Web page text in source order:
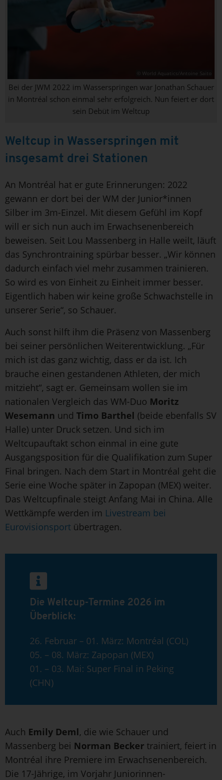
© World Aquatics/Antoine Saito
Bei der JWM 2022 im Wasserspringen war Jonathan Schauer
in Montréal schon einmal sehr erfolgreich. Nun feiert er dort
sein Debüt im Weltcup
Weltcup in Wasserspringen mit
insgesamt drei Stationen
An Montréal hat er gute Erinnerungen: 2022
gewann er dort bei der WM der Junior*innen
Silber im 3m-Einzel. Mit diesem Gefühl im Kopf
will er sich nun auch im Erwachsenenbereich
beweisen. Seit Lou Massenberg in Halle weilt, läuft
das Synchrontraining spürbar besser. „Wir können
dadurch einfach viel mehr zusammen trainieren.
So wird es von Einheit zu Einheit immer besser.
Eigentlich haben wir keine große Schwachstelle in
unserer Serie“, so Schauer.
Auch sonst hilft ihm die Präsenz von Massenberg
bei seiner persönlichen Weiterentwicklung. „Für
mich ist das ganz wichtig, dass er da ist. Ich
brauche einen gestandenen Athleten, der mich
mitzieht“, sagt er. Gemeinsam wollen sie im
nationalen Vergleich das WM-Duo Moritz
Wesemann und Timo Barthel (beide ebenfalls SV
Halle) unter Druck setzen. Und sich im
Weltcupauftakt schon einmal in eine gute
Ausgangsposition für die Qualifikation zum Super
Final bringen. Nach dem Start in Montréal geht die
Serie eine Woche später in Zapopan (MEX) weiter.
Das Weltcupfinale steigt Anfang Mai in China. Alle
Wettkämpfe werden im Livestream bei
Eurovisionsport übertragen.
Die Weltcup-Termine 2026 im
Überblick:
26. Februar – 01. März: Montréal (COL)
05. – 08. März: Zapopan (MEX)
01. – 03. Mai: Super Final in Peking
(CHN)
Auch Emily Deml, die wie Schauer und
Massenberg bei Norman Becker trainiert, feiert in
Montréal ihre Premiere im Erwachsenenbereich.
Die 17-Jährige, im Vorjahr Juniorinnen-